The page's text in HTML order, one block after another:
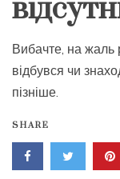
Вибачте, на жаль
відбувся чи
пізніше.
SHARE